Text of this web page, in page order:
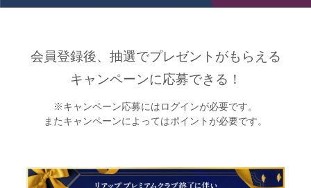
会員登録後、抽選でプレゼントがもらえる
キャンペーンに応募できる！
※キャンペーン応募にはログインが必要です。
またキャンペーンによってはポイントが必要です。